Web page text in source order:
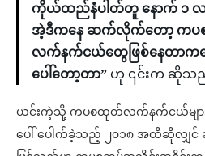
ကိုယ်ထည်နံပါတ်တူ နောက် ၁ လ
အဲ့ဒီကနေ ဆက်လိုက်တော့ ကပ
လက်နက်ငယ်တွေဖြစ်နေတာကနေ
ပေါ်တော့တာ” ဟု ၎င်းက ဆိုသ
ယင်းကဲ့သို့ ကပစထုတ်လက်နက်ငယ်များရ
ပေါ် ပေါက်ခဲ့သည့် ၂၀၁၈ အထိဆိုလျှင် ဆယ်